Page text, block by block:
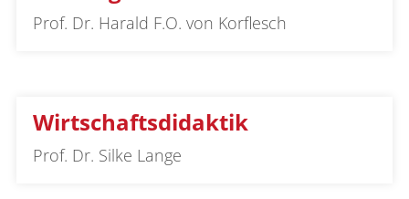
Prof. Dr. Harald F.O. von Korflesch
Wirtschaftsdidaktik
Prof. Dr. Silke Lange